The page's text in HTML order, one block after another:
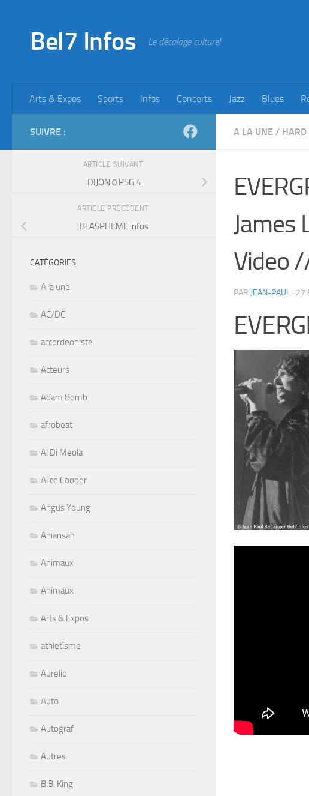
Bel7 Infos Le décalage culturel
Arts & Expos Sports Infos Concerts Jazz Blues
A LA UNE / HARD
James
Video
PAR JEAN-PAUL · 27
SUIVRE :
ARTICLE SUIVANT
DIJON 0 PSG 4
ARTICLE PRÉCÉDENT
BLASPHEME infos
CATÉGORIES
A la une
AC/DC
accordeoniste
Acteurs
Adam Bomb
afrobeat
Al Di Meola
Alice Cooper
Angus Young
Aniansah
Animaux
Animaux
Arts & Expos
athletisme
Aurelio
Auto
Autograf
Autres
B.B. King